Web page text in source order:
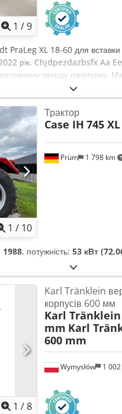
1 /9
PraLeg XL 18-60 для
рік. Chjdpezdazbsfx Aa
тверду палітурку.
з плавним регулюванням
мм Товщина блока: 2 – 80
Зроблено в Німеччині.
жолобків. Виробництво:
експлуатації. Технічні
В + стиснене повітря.
1 / 10
Prüm 1 798 km
Трактор
Case IH 745 XL
1988, потужність: 53 кВт
1 /8
Wymysłów 1 002
Karl Tränklein
корпусів 600 мм
Karl Tränklein
mm Karl
600 mm